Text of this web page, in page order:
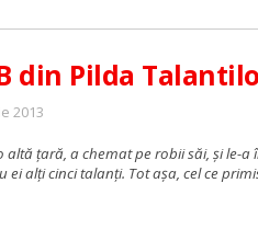
din Pilda
2013
ţară, a chemat pe robii săi, şi le-a
alţi cinci talanţi. Tot aşa, cel ce